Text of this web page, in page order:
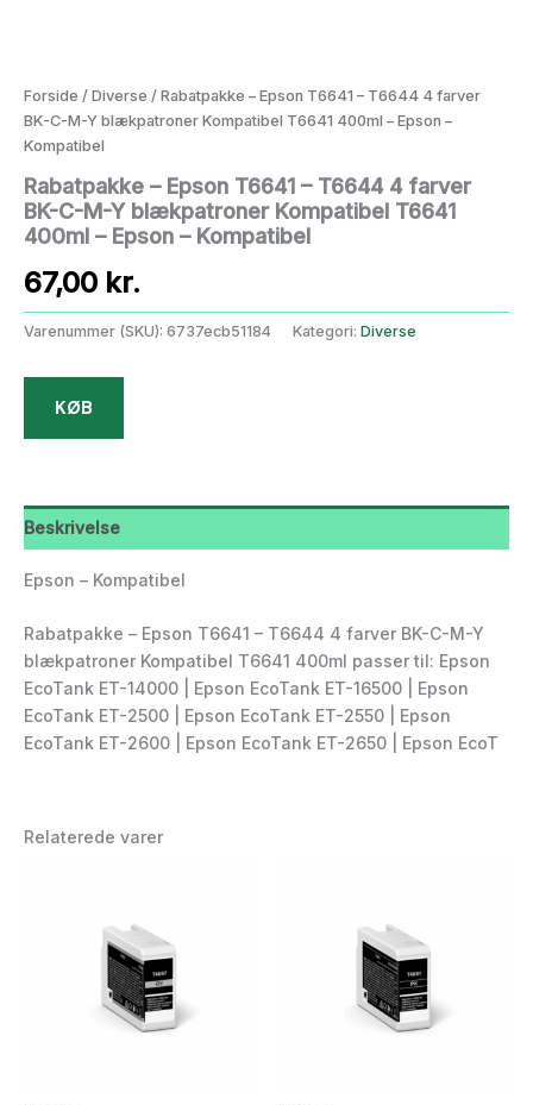
Forside / Diverse / Rabatpakke – Epson T6641 – T6644 4 farver
BK-C-M-Y blækpatroner Kompatibel T6641 400ml – Epson –
Kompatibel
Rabatpakke – Epson T6641 – T6644 4 farver
BK-C-M-Y blækpatroner Kompatibel T6641
400ml – Epson – Kompatibel
67,00 kr.
Varenummer (SKU): 6737ecb51184 Kategori: Diverse
KØB
Beskrivelse
Epson – Kompatibel
Rabatpakke – Epson T6641 – T6644 4 farver BK-C-M-Y
blækpatroner Kompatibel T6641 400ml passer til: Epson
EcoTank ET-14000 | Epson EcoTank ET-16500 | Epson
EcoTank ET-2500 | Epson EcoTank ET-2550 | Epson
EcoTank ET-2600 | Epson EcoTank ET-2650 | Epson EcoT
Relaterede varer